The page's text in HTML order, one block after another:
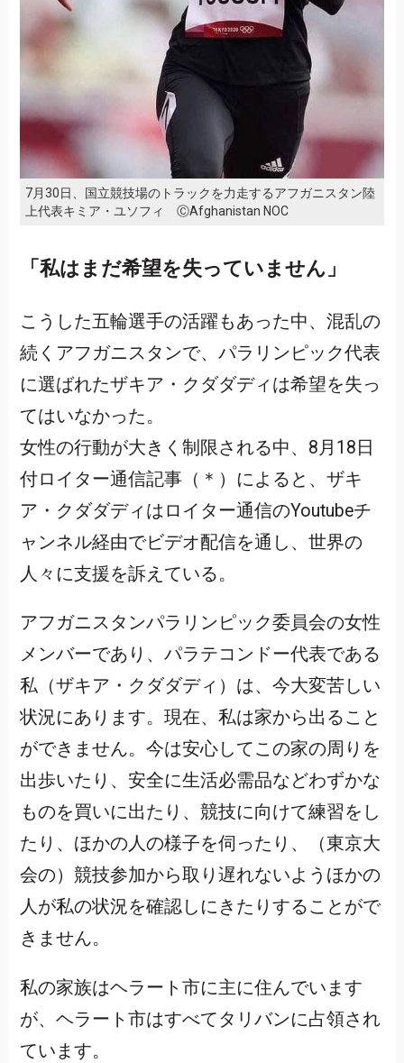
7月30日、国立競技場のトラックを力走するアフガニスタン陸
上代表キミア・ユソフィ ⒸAfghanistan NOC
「私はまだ希望を失っていません」
こうした五輪選手の活躍もあった中、混乱の
続くアフガニスタンで、パラリンピック代表
に選ばれたザキア・クダダディは希望を失っ
てはいなかった。
女性の行動が大きく制限される中、8月18日
付ロイター通信記事（＊）によると、ザキ
ア・クダダディはロイター通信のYoutubeチ
ャンネル経由でビデオ配信を通し、世界の
人々に支援を訴えている。
アフガニスタンパラリンピック委員会の女性
メンバーであり、パラテコンドー代表である
私（ザキア・クダダディ）は、今大変苦しい
状況にあります。現在、私は家から出ること
ができません。今は安心してこの家の周りを
出歩いたり、安全に生活必需品などわずかな
ものを買いに出たり、競技に向けて練習をし
たり、ほかの人の様子を伺ったり、（東京大
会の）競技参加から取り遅れないようほかの
人が私の状況を確認しにきたりすることがで
きません。
私の家族はヘラート市に主に住んでいます
が、ヘラート市はすべてタリバンに占領され
ています。